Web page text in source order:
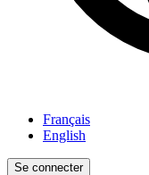
Français
English
Se connecter